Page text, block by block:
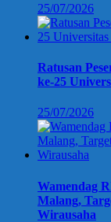
25/07/2026
Ratusan
ke-25
25/07/2026
Wamendag
Malang,
Wirausaha